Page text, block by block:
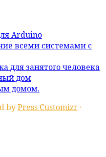
Arduino
всеми системами с
для занятого человека
дом
домом.
byPress Customizr ·